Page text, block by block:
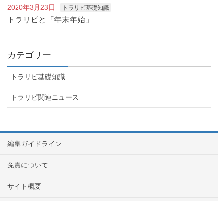
2020年3月23日 トラリピ基礎知識
トラリピと「年末年始」
カテゴリー
トラリピ基礎知識
トラリピ関連ニュース
編集ガイドライン
免責について
サイト概要